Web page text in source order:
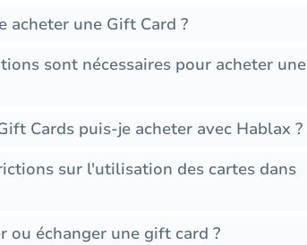
acheter une Gift Card ?
sont nécessaires pour acheter une
Cards puis-je acheter avec Hablax ?
sur l'utilisation des cartes dans
ou échanger une gift card ?